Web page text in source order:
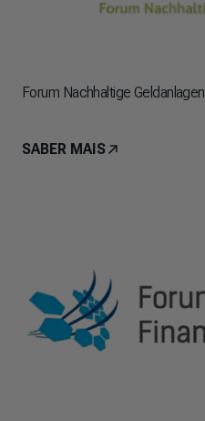
Forum Nachhaltige Geldanlagen
SABER MAIS